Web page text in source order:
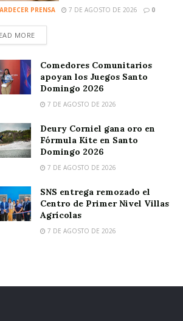
PRENSA 7 DE AGOSTO DE 2026 0
MORE
Comedores Comunitarios
apoyan los Juegos Santo
Domingo 2026
7 DE AGOSTO DE 2026
Deury Corniel gana oro en
Fórmula Kite en Santo
Domingo 2026
7 DE AGOSTO DE 2026
SNS entrega remozado el
Centro de Primer Nivel Villas
Agrícolas
7 DE AGOSTO DE 2026